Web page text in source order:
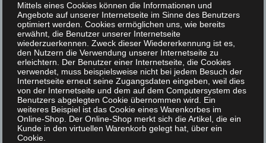
Workshops
We will conduct studies using RAT in small groups. Based on
your ideas, we will
design the studies collaboratively
discuss methodological questions
outline the initial steps for implementation.
Mittels eines Cookies können die Informationen und
Angebote auf unserer Internetseite im Sinne des Benutzers
optimiert werden. Cookies ermöglichen uns, wie bereits
erwähnt, die Benutzer unserer Internetseite
wiederzuerkennen. Zweck dieser Wiedererkennung ist es,
den Nutzern die Verwendung unserer Internetseite zu
erleichtern. Der Benutzer einer Internetseite, die Cookies
verwendet, muss beispielsweise nicht bei jedem Besuch der
Internetseite erneut seine Zugangsdaten eingeben, weil dies
von der Internetseite und dem auf dem Computersystem des
Benutzers abgelegten Cookie übernommen wird. Ein
weiteres Beispiel ist das Cookie eines Warenkorbes im
Online-Shop. Der Online-Shop merkt sich die Artikel, die ein
Kunde in den virtuellen Warenkorb gelegt hat, über ein
Cookie.